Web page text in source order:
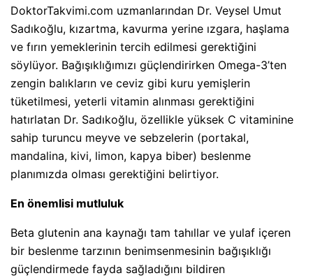
DoktorTakvimi.com uzmanlarından Dr. Veysel Umut
Sadıkoğlu, kızartma, kavurma yerine ızgara, haşlama
ve fırın yemeklerinin tercih edilmesi gerektiğini
söylüyor. Bağışıklığımızı güçlendirirken Omega-3’ten
zengin balıkların ve ceviz gibi kuru yemişlerin
tüketilmesi, yeterli vitamin alınması gerektiğini
hatırlatan Dr. Sadıkoğlu, özellikle yüksek C vitaminine
sahip turuncu meyve ve sebzelerin (portakal,
mandalina, kivi, limon, kapya biber) beslenme
planımızda olması gerektiğini belirtiyor.
En önemlisi mutluluk
Beta glutenin ana kaynağı tam tahıllar ve yulaf içeren
bir beslenme tarzının benimsenmesinin bağışıklığı
güçlendirmede fayda sağladığını bildiren